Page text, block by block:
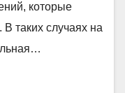
которые
В таких случаях на